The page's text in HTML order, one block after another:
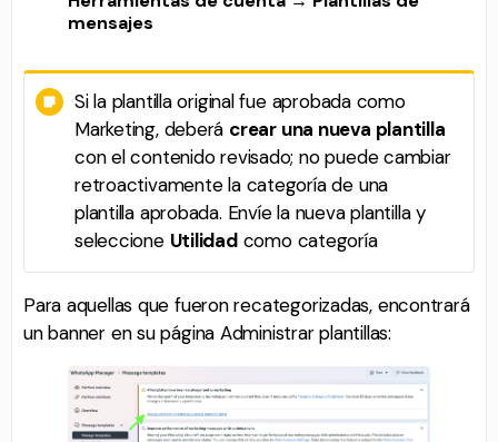
mensajes
Si la plantilla original fue aprobada como
Marketing, deberá crear una nueva plantilla
con el contenido revisado; no puede cambiar
retroactivamente la categoría de una
plantilla aprobada. Envíe la nueva plantilla y
seleccione Utilidadcomo categoría
Para aquellas que fueron recategorizadas, encontrará
un banner en su página Administrar plantillas: